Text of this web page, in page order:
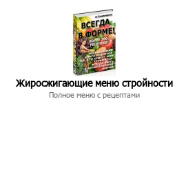
Жиросжигающие меню стройности
Полное меню с рецептами